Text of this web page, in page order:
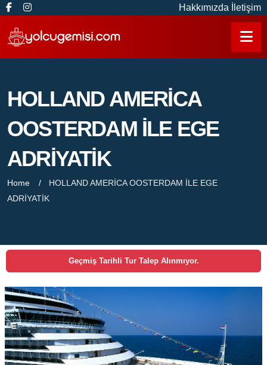
Hakkımızda İletişim
HOLLAND AMERİCA
OOSTERDAM İLE EGE
ADRİYATİK
Home
HOLLAND AMERİCA OOSTERDAM İLE EGE
ADRİYATİK
Geçmiş Tarihli Tur Talep Alınmıyor.